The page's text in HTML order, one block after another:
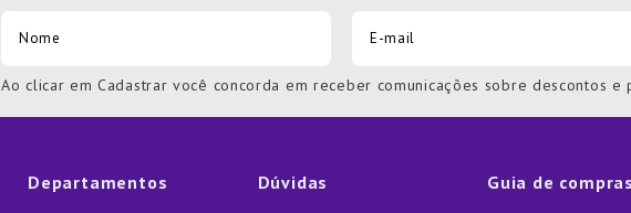
Ao clicar em Cadastrar você concorda em receber comunicações sobre descontos e
Departamentos Dúvidas Guia de compras